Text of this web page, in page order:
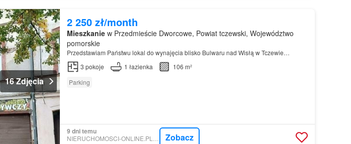
16 Zdjęcia
2 250 zł/month
Mieszkaniew Przedmieście Dworcowe, Powiat tczewski, Województwo
pomorskie
Przedstawiam Państwu lokal do wynajęcia blisko Bulwaru nad Wisłą w Tczewie…
3 pokoje 1 łazienka
106 m²
Parking
9 dni temu
NIERUCHOMOSCI-ONLINE.PL - BIURO NIERUCHOMOŚCI CASTLE Zobacz